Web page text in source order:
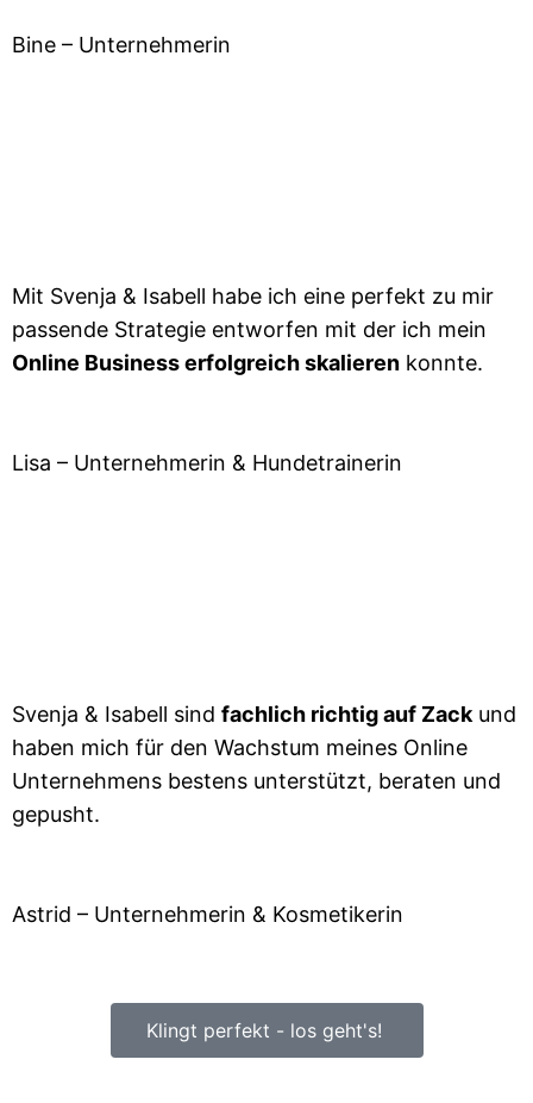
Bine – Unternehmerin
Mit Svenja & Isabell habe ich eine perfekt zu mir
passende Strategie entworfen mit der ich mein
Online Business erfolgreich skalieren konnte.
Lisa – Unternehmerin & Hundetrainerin
Svenja & Isabell sind fachlich richtig auf Zack und
haben mich für den Wachstum meines Online
Unternehmens bestens unterstützt, beraten und
gepusht.
Astrid – Unternehmerin & Kosmetikerin
Klingt perfekt - los geht's!